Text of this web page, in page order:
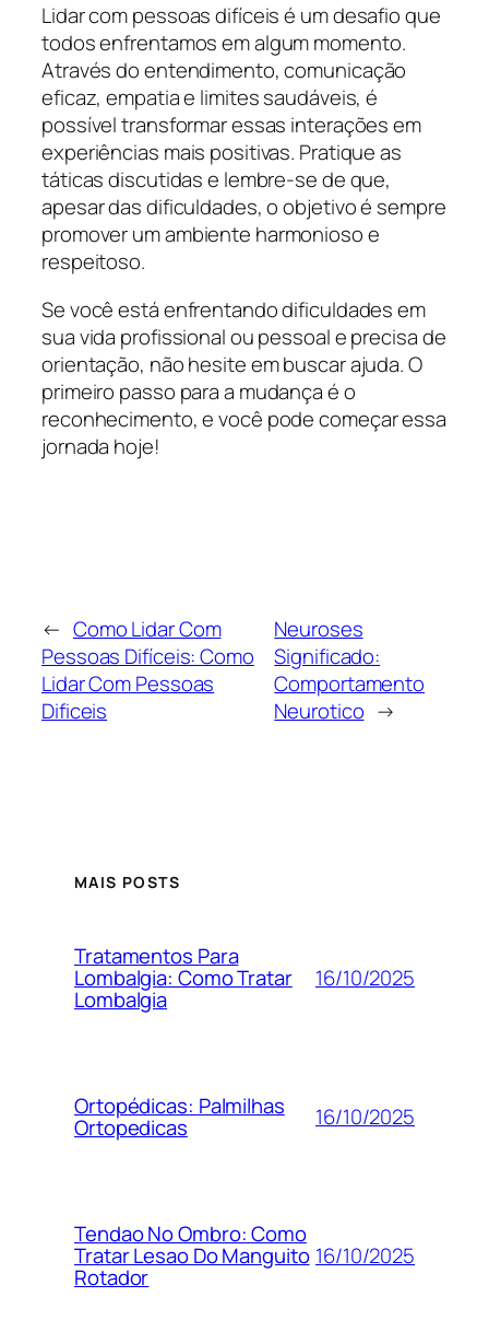
Lidar com pessoas difíceis é um desafio que
todos enfrentamos em algum momento.
Através do entendimento, comunicação
eficaz, empatia e limites saudáveis, é
possível transformar essas interações em
experiências mais positivas. Pratique as
táticas discutidas e lembre-se de que,
apesar das dificuldades, o objetivo é sempre
promover um ambiente harmonioso e
respeitoso.
Se você está enfrentando dificuldades em
sua vida profissional ou pessoal e precisa de
orientação, não hesite em buscar ajuda. O
primeiro passo para a mudança é o
reconhecimento, e você pode começar essa
jornada hoje!
← Como Lidar Com
Pessoas Difíceis: Como
Lidar Com Pessoas
Dificeis
Neuroses
Significado:
Comportamento
Neurotico →
MAIS POSTS
Tratamentos Para
Lombalgia: Como Tratar
Lombalgia
16/10/2025
Ortopédicas: Palmilhas
Ortopedicas 16/10/2025
Tendao No Ombro: Como
Tratar Lesao Do Manguito
Rotador
16/10/2025